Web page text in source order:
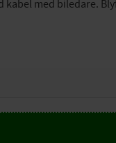
kabel med biledare.